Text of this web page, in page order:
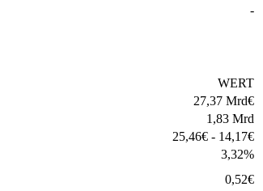
-
WERT
27,37 Mrd€
1,83 Mrd
25,46€ - 14,17€
3,32%
0,52€